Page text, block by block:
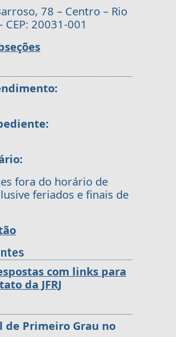
78 – Centro – Rio
CEP: 20031-001
fora do horário de
feriados e finais de
com links para
da JFRJ
de Primeiro Grau no